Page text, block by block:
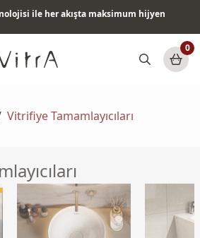
ile her akışta maksimum hijyen
0
Vitrifiye Tamamlayıcıları